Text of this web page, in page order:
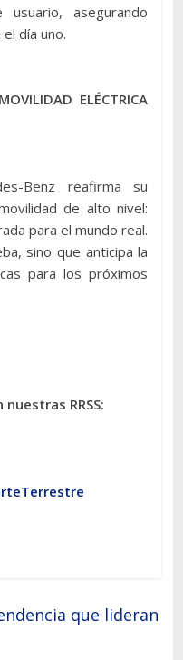
asegurando
día uno.
ELÉCTRICA
Benz reafirma su
de alto nivel:
para el mundo real.
sino que anticipa la
para los próximos
RRSS:
que lideran